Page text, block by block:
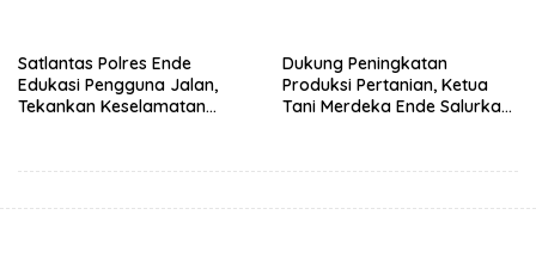
Satlantas Polres Ende
Edukasi Pengguna Jalan,
Tekankan Keselamatan
Dukung Peningkatan
Produksi Pertanian, Ketua
Tani Merdeka Ende Salurkan